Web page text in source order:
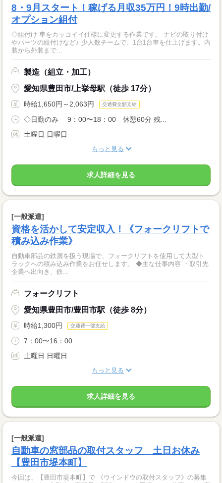
8・9月スタート！稼げる月収35万円！9時出勤/
オプション組付
◇組付け 車をカッコイイ仕様に変更する作業です。 ナビの取り付け
やパーツの組付けなど♪ 少人数チームで、1台1台車を仕上げます。内
装から外装まで...
製造（組立・加工）
愛知県豊田市/上挙母駅（徒歩 17分）
時給1,650円～2,063円 交通費全額支給
◇日勤のみ 9：00〜18：00 休憩60分 残...
土曜日 日曜日
もっと見る
求人詳細を見る
[一般派遣]
資格を活かして安定収入！《フォークリフトで
積み込み作業》
自動車部品の鉄屑を扱う現場で、フォークリフトを使用して大型ト
ラックへの積み込み作業をお任せします。 ◆主な仕事内容 ・取引先
企業へ出向き、鉄...
フォークリフト
愛知県豊田市/豊田市駅（徒歩 8分）
時給1,300円 交通費一部支給
7：00〜16：00
土曜日 日曜日
もっと見る
求人詳細を見る
[一般派遣]
自動車の窓部品の取付スタッフ 土日お休み
【豊田市堤本町】
今回は、【豊田市堤本町】で 《ウインドウの取付スタッフ》の募集